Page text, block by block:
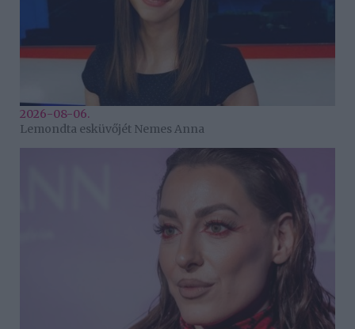
2026-08-06.
Lemondta esküvőjét Nemes Anna